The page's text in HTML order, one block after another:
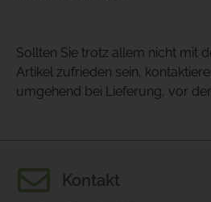
Sollten Sie trotz allem nicht mit
Artikel zufrieden sein,
umgehend bei Lieferung, vor
Kontakt